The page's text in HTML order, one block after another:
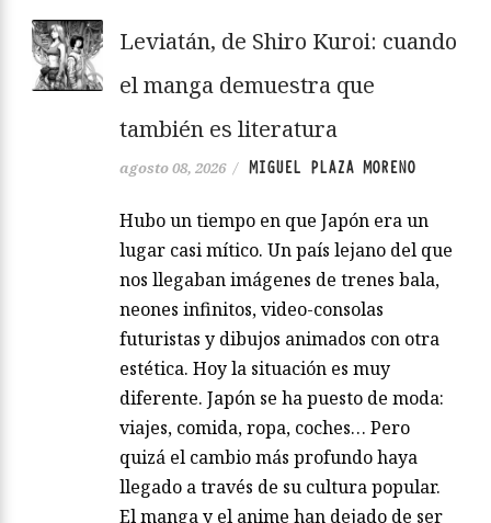
Leviatán, de Shiro Kuroi: cuando
el manga demuestra que
también es literatura
agosto 08, 2026 / MIGUEL PLAZA MORENO
Hubo un tiempo en que Japón era un
lugar casi mítico. Un país lejano del que
nos llegaban imágenes de trenes bala,
neones infinitos, video-consolas
futuristas y dibujos animados con otra
estética. Hoy la situación es muy
diferente. Japón se ha puesto de moda:
viajes, comida, ropa, coches… Pero
quizá el cambio más profundo haya
llegado a través de su cultura popular.
El manga y el anime han dejado de ser